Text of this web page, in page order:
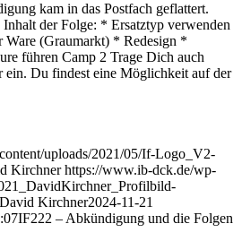
kam in das Postfach geflattert.
der Folge: * Ersatztyp verwenden
(Graumarkt) * Redesign *
führen Camp 2 Trage Dich auch
ein. Du findest eine Möglichkeit auf der
uploads/2021/05/If-Logo_V2-
Kirchner https://www.ib-dck.de/wp-
David Kirchner2024-11-21
IF222 – Abkündigung und die Folgen